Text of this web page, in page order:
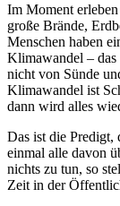
Im Moment
große Brände,
Menschen haben
Klimawandel – das
nicht von Sünde
Klimawandel ist
dann wird alles
Das ist die Predigt,
einmal alle davon
nichts zu tun, so
Zeit in der